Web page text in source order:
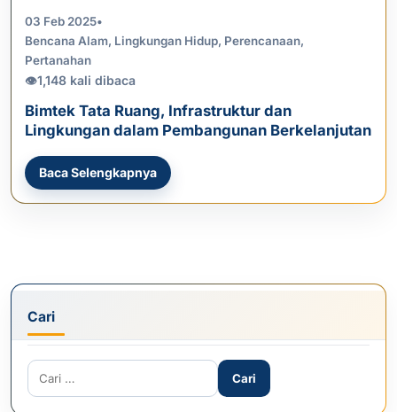
03 Feb 2025•
Bencana Alam, Lingkungan Hidup, Perencanaan,
Pertanahan
👁1,148 kali dibaca
Bimtek Tata Ruang, Infrastruktur dan
Lingkungan dalam Pembangunan Berkelanjutan
Baca Selengkapnya
Cari
Cari untuk: